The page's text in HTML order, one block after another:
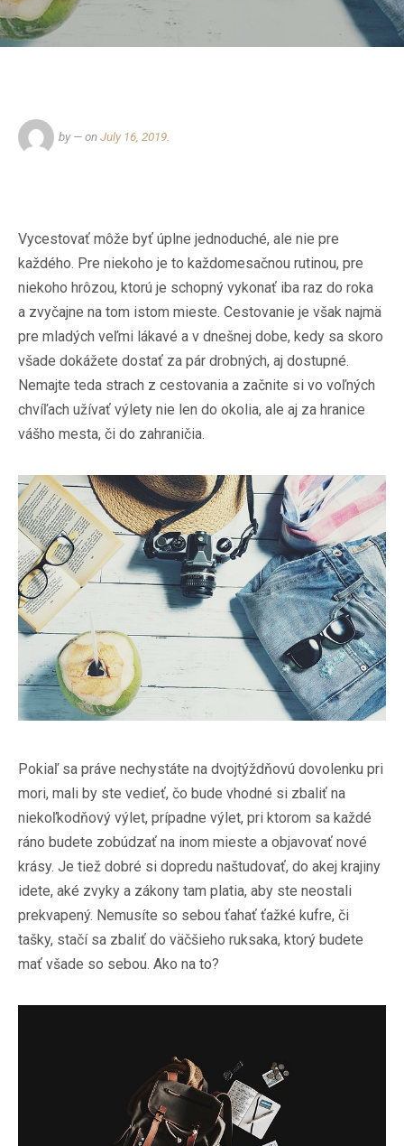
by — on July 16, 2019
Vycestovať môže byť úplne jednoduché, ale nie pre
každého. Pre niekoho je to každomesačnou rutinou, pre
niekoho hrôzou, ktorú je schopný vykonať iba raz do roka
a zvyčajne na tom istom mieste. Cestovanie je však najmä
pre mladých veľmi lákavé a v dnešnej dobe, kedy sa skoro
všade dokážete dostať za pár drobných, aj dostupné.
Nemajte teda strach z cestovania a začnite si vo voľných
chvíľach užívať výlety nie len do okolia, ale aj za hranice
vášho mesta, či do zahraničia.
Pokiaľ sa práve nechystáte na dvojtýždňovú dovolenku pri
mori, mali by ste vedieť, čo bude vhodné si zbaliť na
niekoľkodňový výlet, prípadne výlet, pri ktorom sa každé
ráno budete zobúdzať na inom mieste a objavovať nové
krásy. Je tiež dobré si dopredu naštudovať, do akej krajiny
idete, aké zvyky a zákony tam platia, aby ste neostali
prekvapený. Nemusíte so sebou ťahať ťažké kufre, či
tašky, stačí sa zbaliť do väčšieho ruksaka, ktorý budete
mať všade so sebou. Ako na to?